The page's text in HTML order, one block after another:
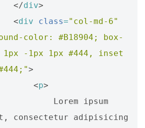
</div>
<div class="col-md-6"
color: #B18904; box-
1px -1px 1px #444, inset
>
<p>
consectetur adipisicing